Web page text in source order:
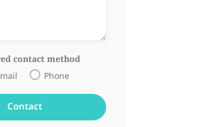
contact method
Phone